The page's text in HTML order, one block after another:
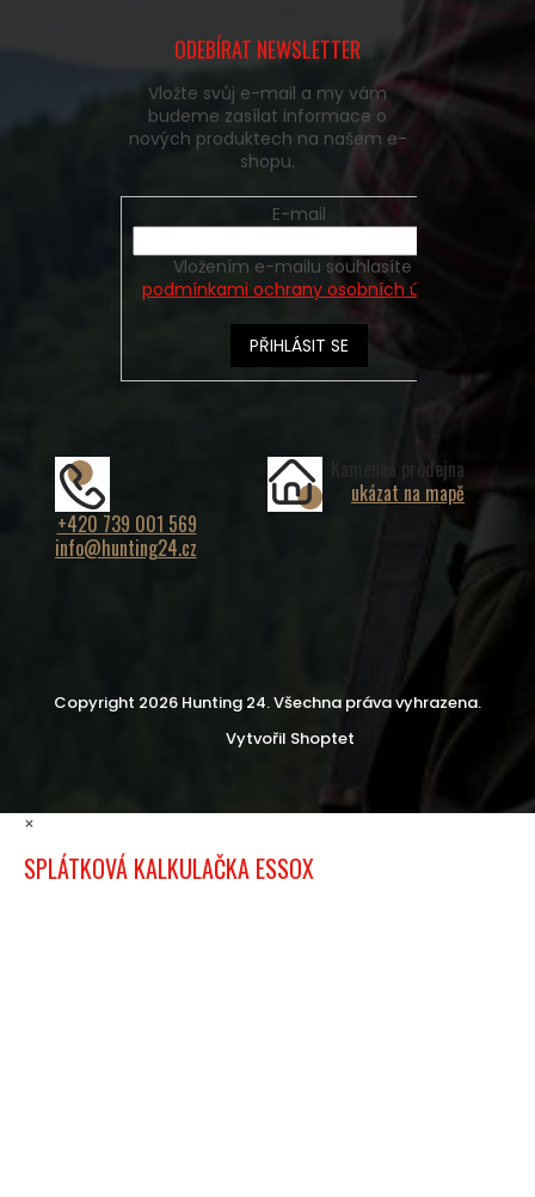
ODEBÍRAT NEWSLETTER
Vložte svůj e-mail a my vám
budeme zasílat informace o
nových produktech na našem e-
shopu.
E-mail
podmínkami ochrany osobních údajů
PŘIHLÁSIT SE
+420 739 001 569
info@hunting24.cz
Kamenná prodejna
ukázat na mapě
Vytvořil Shoptet
Copyright 2026 Hunting 24. Všechna práva vyhrazena.
×
SPLÁTKOVÁ KALKULAČKA ESSOX